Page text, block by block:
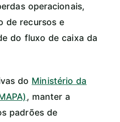
operacionais,
de recursos e
do fluxo de caixa da
do Ministério da
, manter a
padrões de